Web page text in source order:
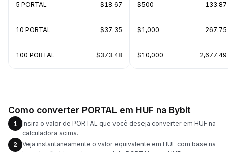
5 PORTAL $18.67
10 PORTAL $37.35
100 PORTAL $373.48
$500 133.87
$1,000 267.75
$10,000 2,677.49
Como converter PORTAL em HUF na Bybit
1
Insira o valor de PORTAL que você deseja converter em HUF na
calculadora acima.
2
Veja instantaneamente o valor equivalente em HUF com base na